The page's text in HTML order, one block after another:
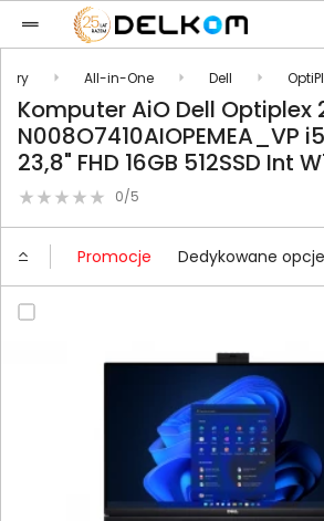
All-in-One Dell
Komputer AiO Dell Optiplex
N008O7410AIOPEMEA_VP
23,8" FHD 16GB 512SSD Int
0/5
Promocje Dedykowane opcje